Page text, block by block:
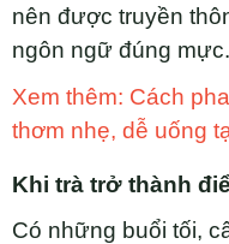
nên được truyền
ngôn ngữ đúng mực.
Xem thêm: Cách
thơm nhẹ, dễ uống
Khi trà trở thành
Có những buổi tối,